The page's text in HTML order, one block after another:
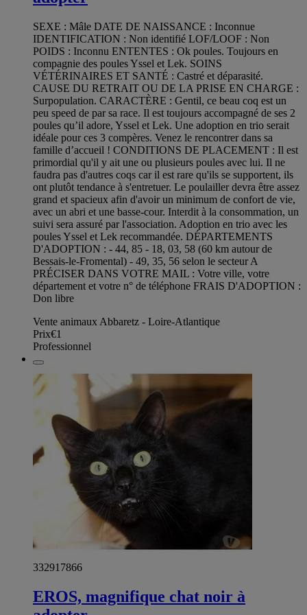
SEXE : Mâle DATE DE NAISSANCE : Inconnue
IDENTIFICATION : Non identifié LOF/LOOF : Non
POIDS : Inconnu ENTENTES : Ok poules. Toujours en
compagnie des poules Yssel et Lek. SOINS
VÉTÉRINAIRES ET SANTÉ : Castré et déparasité.
CAUSE DU RETRAIT OU DE LA PRISE EN CHARGE :
Surpopulation. CARACTÈRE : Gentil, ce beau coq est un
peu speed de par sa race. Il est toujours accompagné de ses 2
poules qu’il adore, Yssel et Lek. Une adoption en trio serait
idéale pour ces 3 compères. Venez le rencontrer dans sa
famille d’accueil ! CONDITIONS DE PLACEMENT : Il est
primordial qu'il y ait une ou plusieurs poules avec lui. Il ne
faudra pas d'autres coqs car il est rare qu'ils se supportent, ils
ont plutôt tendance à s'entretuer. Le poulailler devra être assez
grand et spacieux afin d'avoir un minimum de confort de vie,
avec un abri et une basse-cour. Interdit à la consommation, un
suivi sera assuré par l'association. Adoption en trio avec les
poules Yssel et Lek recommandée. DÉPARTEMENTS
D'ADOPTION : - 44, 85 - 18, 03, 58 (60 km autour de
Bessais-le-Fromental) - 49, 35, 56 selon le secteur A
PRÉCISER DANS VOTRE MAIL : Votre ville, votre
département et votre n° de téléphone FRAIS D'ADOPTION :
Don libre
Vente animaux Abbaretz - Loire-Atlantique
Prix€1
Professionnel
332917866
EROS, magnifique chat noir à